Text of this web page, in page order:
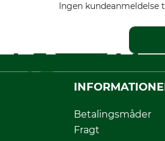
Ingen
Betalingsmåder
Fragt